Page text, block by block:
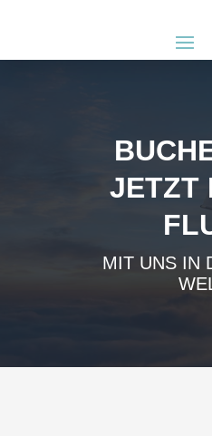
JETZT
MIT UNS IN